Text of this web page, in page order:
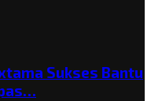
Sukses Bantu